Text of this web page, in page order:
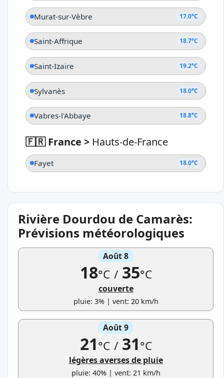
Murat-sur-Vèbre 17.0°C
Saint-Affrique 18.7°C
Saint-Izaire 19.2°C
Sylvanès 18.0°C
Vabres-l'Abbaye 18.8°C
🇫🇷 France > Hauts-de-France
Fayet 18.0°C
Rivière Dourdou de Camarès:
Prévisions météorologiques
Août 8
18°C /35°C
couverte
pluie: 3% | vent: 20 km/h
Août 9
21°C /31°C
légères averses de pluie
pluie: 40% | vent: 21 km/h